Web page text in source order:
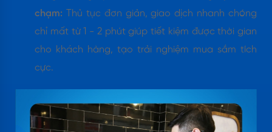
chạm: Thủ tục đơn giản, giao dịch nhanh chóng
chỉ mất từ 1 - 2 phút giúp tiết kiệm được thời gian
cho khách hàng, tạo trải nghiệm mua sắm tích
cực.